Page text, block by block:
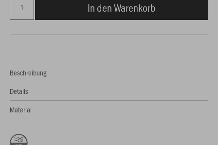
In den Warenkorb
Beschreibung
Details
Material